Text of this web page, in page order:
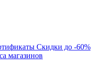
Скидки до -60%
магазинов